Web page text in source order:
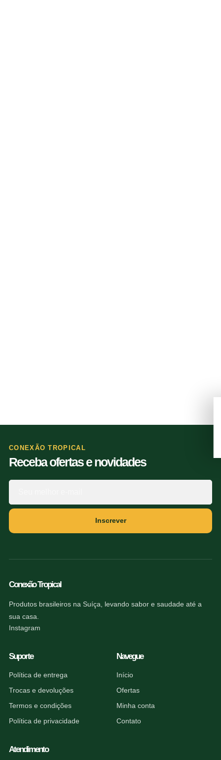
CONEXÃO TROPICAL
Receba ofertas e novidades
Inscrever
Conexão Tropical
Produtos brasileiros na Suíça, levando sabor e saudade até a
sua casa.
Instagram
Suporte
Política de entrega
Trocas e devoluções
Termos e condições
Política de privacidade
Navegue
Início
Ofertas
Minha conta
Contato
Atendimento